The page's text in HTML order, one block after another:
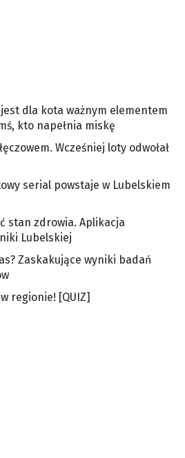
jest dla kota ważnym elementem
kto napełnia miskę
Wcześniej loty odwołał
serial powstaje w Lubelskiem
stan zdrowia. Aplikacja
Lubelskiej
Zaskakujące wyniki badań
regionie! [QUIZ]